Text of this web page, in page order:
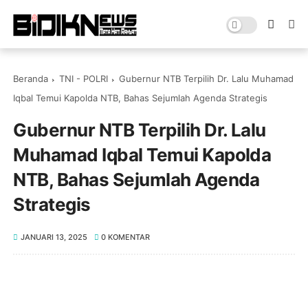
Beranda TNI - POLRI
Gubernur NTB Terpilih Dr. Lalu Muhamad
Iqbal Temui Kapolda NTB, Bahas Sejumlah Agenda Strategis
Gubernur NTB Terpilih Dr. Lalu
Muhamad Iqbal Temui Kapolda
NTB, Bahas Sejumlah Agenda
Strategis
JANUARI 13, 2025 0 KOMENTAR